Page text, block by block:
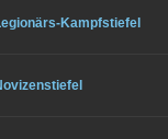
Kampfstiefel